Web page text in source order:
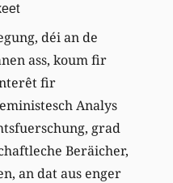
déi an de
ass, koum fir
fir
Analys
grad
Beräicher,
an dat aus enger